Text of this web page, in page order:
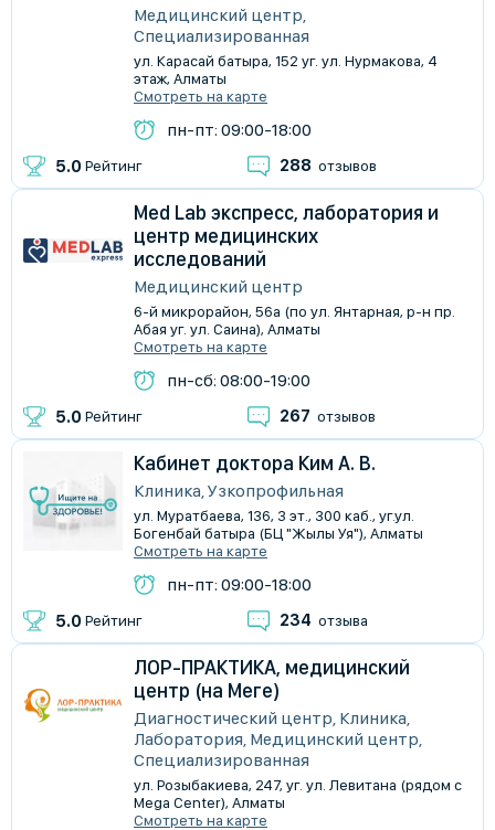
Медицинский центр,
Специализированная
ул. Карасай батыра, 152 уг. ул. Нурмакова, 4
этаж, Алматы
Смотреть на карте
пн-пт: 09:00-18:00
5.0 Рейтинг 288 отзывов
Med Lab экспресс, лаборатория и
центр медицинских
исследований
Медицинский центр
​6-й микрорайон, 56а (по ул. Янтарная, р-н пр.
Абая уг. ул. Саина), Алматы
Смотреть на карте
пн-сб: 08:00-19:00
5.0 Рейтинг 267 отзывов
Кабинет доктора Ким А. В.
Клиника, Узкопрофильная
ул. Муратбаева, 136, 3 эт., 300 каб., уг.ул.
Богенбай батыра (БЦ "Жылы Уя"), Алматы
Смотреть на карте
пн-пт: 09:00-18:00
5.0 Рейтинг 234 отзыва
ЛОР-ПРАКТИКА, медицинский
центр (на Меге)
Диагностический центр, Клиника,
Лаборатория, Медицинский центр,
Специализированная
ул. Розыбакиева, 247, уг. ул. Левитана (рядом с
Mega Center), Алматы
Смотреть на карте